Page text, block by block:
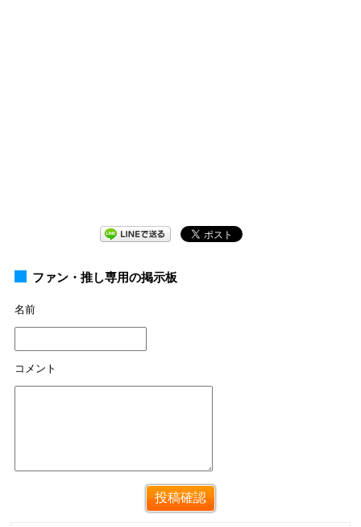
ファン・推し専用の掲示板
名前
コメント